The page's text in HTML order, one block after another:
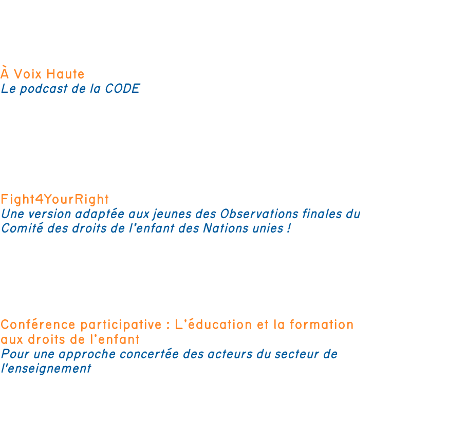
À Voix Haute
Le podcast de la CODE
Fight4YourRight
Une version adaptée aux jeunes des Observations finales du
Comité des droits de l’enfant des Nations unies !
Conférence participative : L’éducation et la formation
aux droits de l’enfant
Pour une approche concertée des acteurs du secteur de
l'enseignement